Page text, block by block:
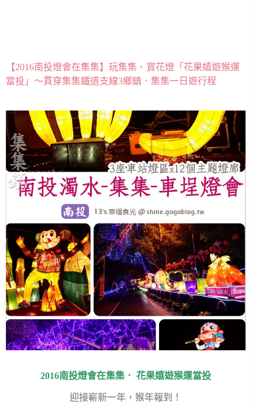
【2016南投燈會在集集】玩集集、賞花燈「花果嬉遊猴運
當投」～貫穿集集鐵道支線3鄉鎮．集集一日遊行程
2016南投燈會在集集． 花果嬉遊猴運當投
迎接嶄新一年，猴年報到！